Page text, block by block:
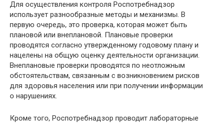
Для осуществления контроля Роспотребнадзор
использует разнообразные методы и механизмы. В
первую очередь, это проверка, которая может быть
плановой или внеплановой. Плановые проверки
проводятся согласно утвержденному годовому плану и
нацелены на общую оценку деятельности организации.
Внеплановые проверки проводятся по неотложным
обстоятельствам, связанным с возникновением рисков
для здоровья населения или при получении информации
о нарушениях.
Кроме того, Роспотребнадзор проводит лабораторные